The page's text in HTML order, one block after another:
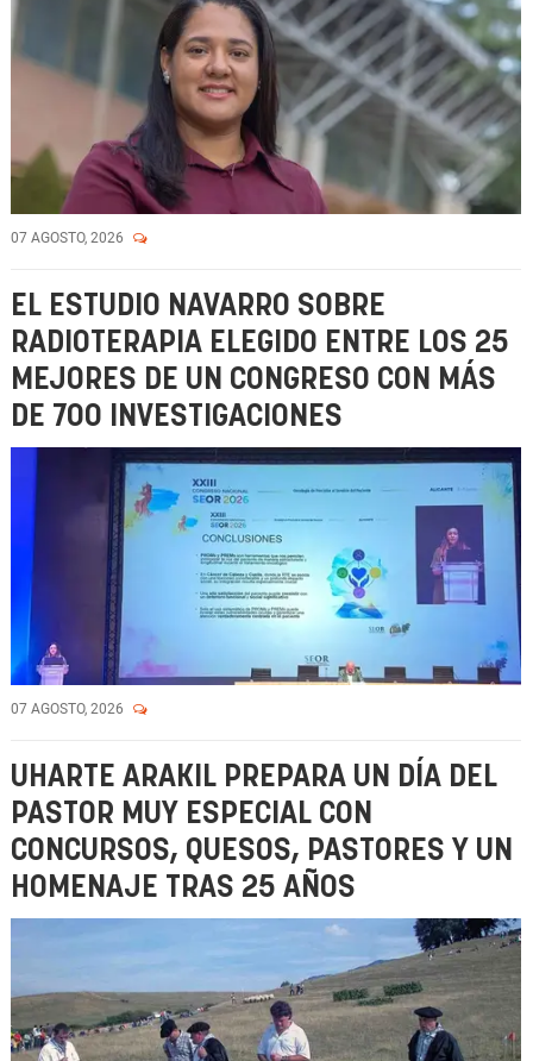
07 AGOSTO, 2026
EL ESTUDIO NAVARRO SOBRE
RADIOTERAPIA ELEGIDO ENTRE LOS 25
MEJORES DE UN CONGRESO CON MÁS
DE 700 INVESTIGACIONES
07 AGOSTO, 2026
UHARTE ARAKIL PREPARA UN DÍA DEL
PASTOR MUY ESPECIAL CON
CONCURSOS, QUESOS, PASTORES Y UN
HOMENAJE TRAS 25 AÑOS